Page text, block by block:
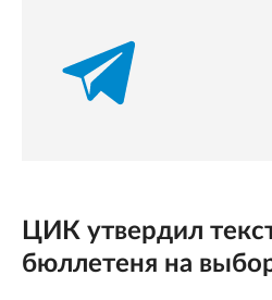
ЦИК утвердил
бюллетеня на